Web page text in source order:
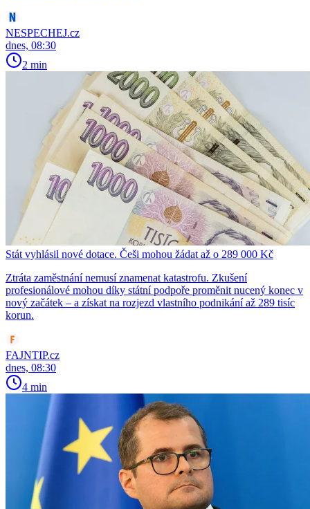
NESPECHEJ.cz
dnes, 08:30
2 min
Stát vyhlásil nové dotace. Češi mohou žádat až o 289 000 Kč
Ztráta zaměstnání nemusí znamenat katastrofu. Zkušení
profesionálové mohou díky státní podpoře proměnit nucený konec v
nový začátek – a získat na rozjezd vlastního podnikání až 289 tisíc
korun.
FAJNTIP.cz
dnes, 08:30
4 min